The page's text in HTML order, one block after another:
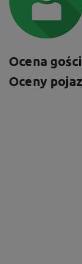
Ocena
Oceny